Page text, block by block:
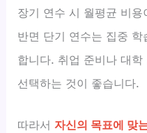
장기 연수 시 월평균 비
반면 단기 연수는 집중
합니다. 취업 준비나 대
선택하는 것이 좋습니다.
따라서자신의 목표에 맞